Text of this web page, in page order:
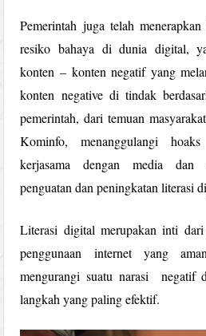
Pemerintah juga telah
resiko bahaya di dunia digital,
konten – konten negatif yang
konten negative di tindak
pemerintah, dari temuan
Kominfo, menanggulangi
kerjasama dengan media dan
penguatan dan peningkatan literasi
Literasi digital merupakan inti
penggunaan internet yang
mengurangi suatu narasi negatif
langkah yang paling efektif.